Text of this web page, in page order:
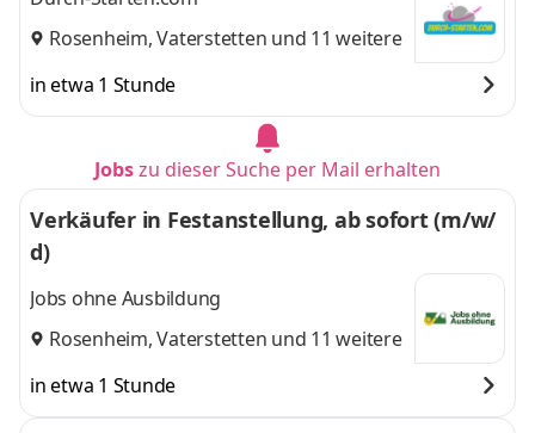
Rosenheim,Vaterstetten und 11 weitere
in etwa 1 Stunde
Jobszu dieser Suche per Mail erhalten
Verkäufer in Festanstellung, ab sofort (m/w/
d)
Jobs ohne Ausbildung
Rosenheim,Vaterstetten und 11 weitere
in etwa 1 Stunde